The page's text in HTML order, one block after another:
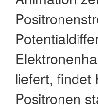
liefert, findet
Positronen